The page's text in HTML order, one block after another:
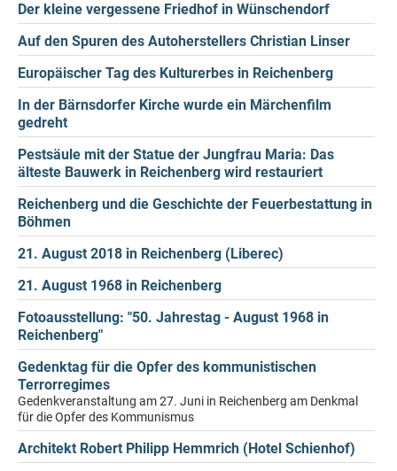
Der kleine vergessene Friedhof in Wünschendorf
Auf den Spuren des Autoherstellers Christian Linser
Europäischer Tag des Kulturerbes in Reichenberg
In der Bärnsdorfer Kirche wurde ein Märchenfilm
gedreht
Pestsäule mit der Statue der Jungfrau Maria: Das
älteste Bauwerk in Reichenberg wird restauriert
Reichenberg und die Geschichte der Feuerbestattung in
Böhmen
21. August 2018 in Reichenberg (Liberec)
21. August 1968 in Reichenberg
Fotoausstellung: "50. Jahrestag - August 1968 in
Reichenberg"
Gedenktag für die Opfer des kommunistischen
Terrorregimes
Gedenkveranstaltung am 27. Juni in Reichenberg am Denkmal
für die Opfer des Kommunismus
Architekt Robert Philipp Hemmrich (Hotel Schienhof)